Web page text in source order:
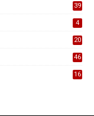
39
4
20
46
16